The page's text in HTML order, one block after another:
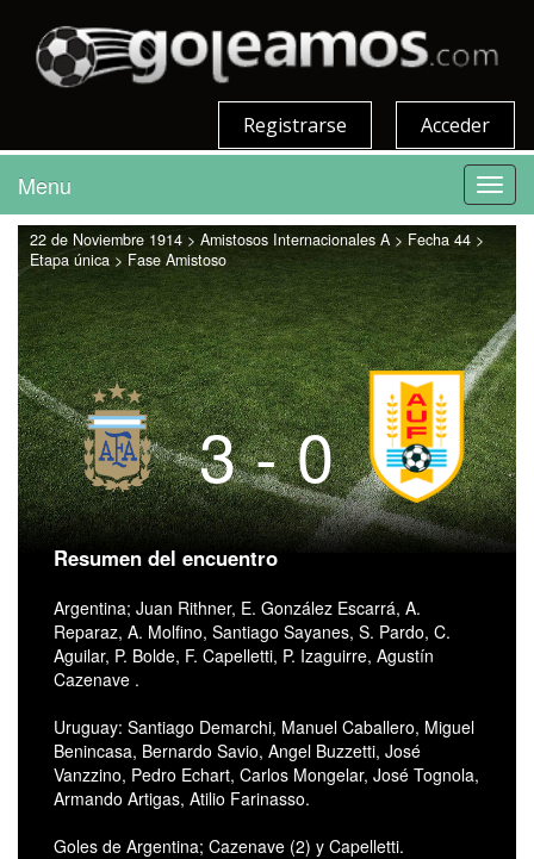
Acceder
Registrarse
Menu
22 de Noviembre 1914 > Amistosos Internacionales A > Fecha 44 >
Etapa única > Fase Amistoso
3 - 0
Resumen del encuentro
Argentina; Juan Rithner, E. González Escarrá, A.
Reparaz, A. Molfino, Santiago Sayanes, S. Pardo, C.
Aguilar, P. Bolde, F. Capelletti, P. Izaguirre, Agustín
Cazenave .
Uruguay: Santiago Demarchi, Manuel Caballero, Miguel
Benincasa, Bernardo Savio, Angel Buzzetti, José
Vanzzino, Pedro Echart, Carlos Mongelar, José Tognola,
Armando Artigas, Atilio Farinasso.
Goles de Argentina; Cazenave (2) y Capelletti.